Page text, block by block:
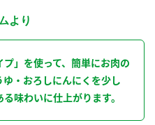
より
」を使って、簡単にお肉の
・おろしにんにくを少し
味わいに仕上がります。